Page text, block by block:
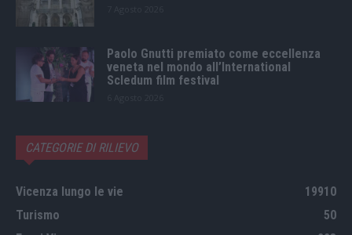
Paolo Gnutti premiato come eccellenza
veneta nel mondo all’International
Scledum film festival
CATEGORIE DI RILIEVO
Vicenza lungo le vie
19910
Turismo
50